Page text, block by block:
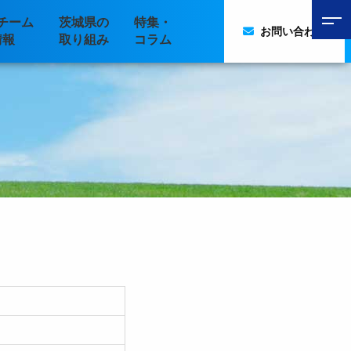
ーム
茨城県の
取り組み
特集・
コラム
お問い合わせ